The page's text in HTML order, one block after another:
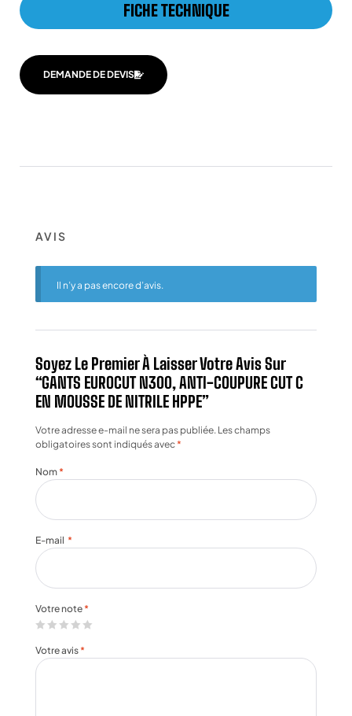
FICHE TECHNIQUE
DEMANDE DE DEVIS
AVIS
Il n’y a pas encore d’avis.
Soyez Le Premier À Laisser Votre Avis Sur
“GANTS EUROCUT N300, ANTI-COUPURE CUT C
EN MOUSSE DE NITRILE HPPE”
Votre adresse e-mail ne sera pas publiée. Les champs
obligatoires sont indiqués avec*
Votre note *
Votre avis *
Nom *
E-mail *